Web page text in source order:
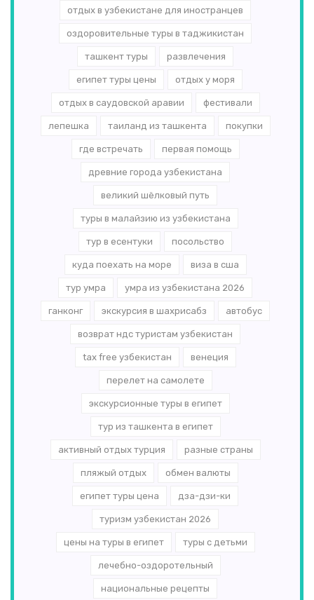
отдых в узбекистане для иностранцев
оздоровительные туры в таджикистан
ташкент туры развлечения
египет туры цены отдых у моря
отдых в саудовской аравии фестивали
лепешка таиланд из ташкента покупки
где встречать первая помощь
древние города узбекистана
великий шёлковый путь
туры в малайзию из узбекистана
тур в есентуки посольство
куда поехать на море виза в сша
тур умра умра из узбекистана 2026
ганконг экскурсия в шахрисабз автобус
возврат ндс туристам узбекистан
tax free узбекистан венеция
перелет на самолете
экскурсионные туры в египет
тур из ташкента в египет
активный отдых турция разные страны
пляжый отдых обмен валюты
египет туры цена дза-дзи-ки
туризм узбекистан 2026
цены на туры в египет туры с детьми
лечебно-оздоротельный
национальные рецепты